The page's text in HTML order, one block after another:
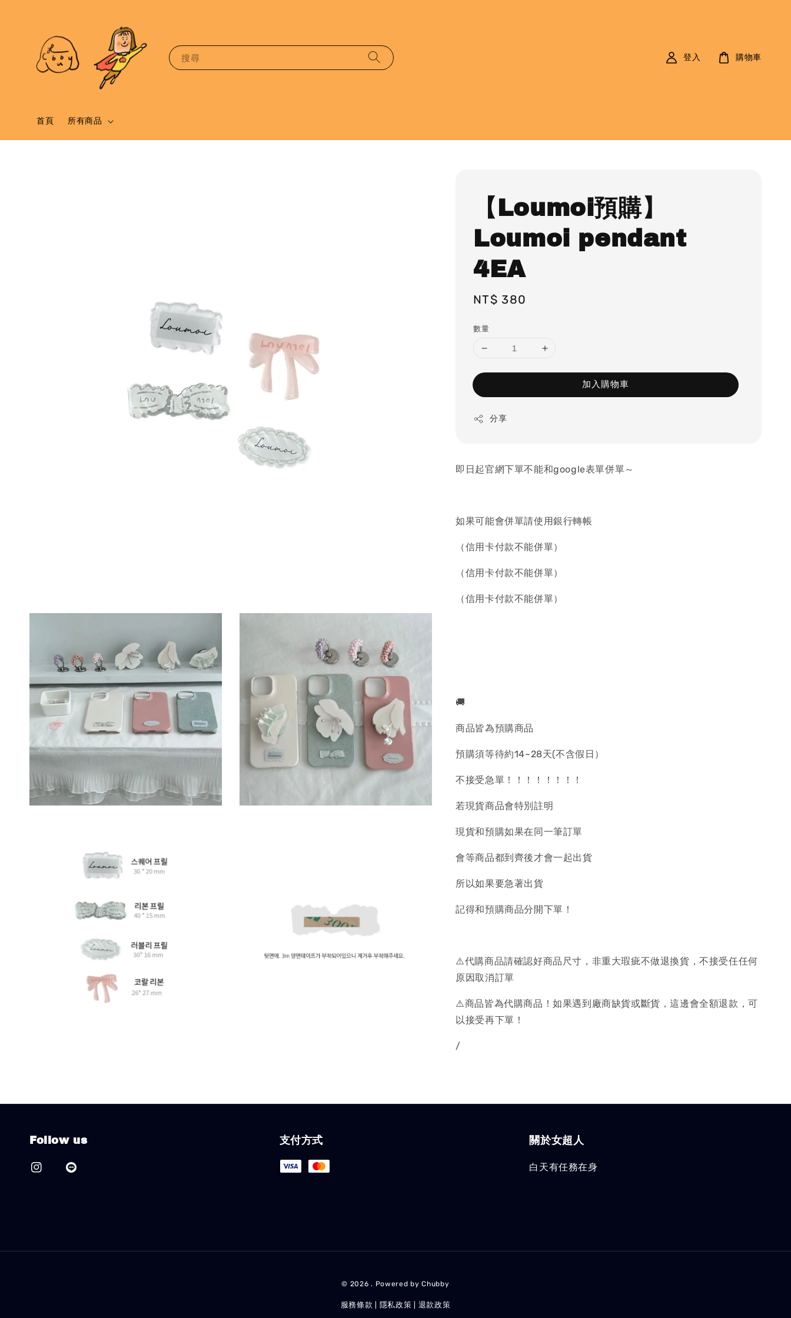
搜尋
首頁 所有商品
登入 購物車
【Loumoi預購】
Loumoi pendant
4EA
Regular
NT$ 380
數量
加入購物車
分享
即日起官網下單不能和google表單併單～
如果可能會併單請使用銀行轉帳
（信用卡付款不能併單）
（信用卡付款不能併單）
（信用卡付款不能併單）
🚚
商品皆為預購商品
預購須等待約14~28天(不含假日）
不接受急單！！！！！！！！
若現貨商品會特別註明
現貨和預購如果在同一筆訂單
會等商品都到齊後才會一起出貨
所以如果要急著出貨
記得和預購商品分開下單！
⚠️代購商品請確認好商品尺寸，非重大瑕疵不做退換貨，不接受任任何
原因取消訂單
⚠️商品皆為代購商品！如果遇到廠商缺貨或斷貨，這邊會全額退款，可
以接受再下單！
/
Follow us 支付方式 關於女超人
白天有任務在身
© 2026 . Powered by Chubby
服務條款 隱私政策 退款政策